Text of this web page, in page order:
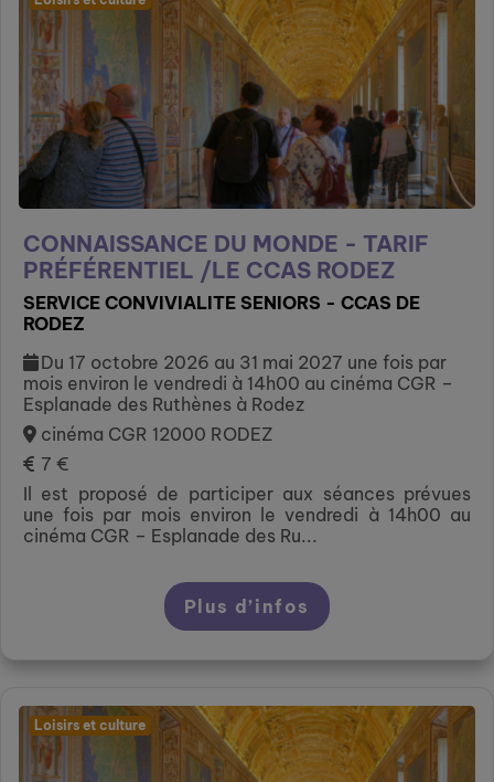
CONNAISSANCE DU MONDE - TARIF
PRÉFÉRENTIEL /LE CCAS RODEZ
SERVICE CONVIVIALITE SENIORS - CCAS DE
RODEZ
Du 17 octobre 2026 au 31 mai 2027 une fois par
mois environ le vendredi à 14h00 au cinéma CGR –
Esplanade des Ruthènes à Rodez
cinéma CGR 12000 RODEZ
7 €
Il est proposé de participer aux séances prévues
une fois par mois environ le vendredi à 14h00 au
cinéma CGR – Esplanade des Ru...
Plus d’infos
Loisirs et culture